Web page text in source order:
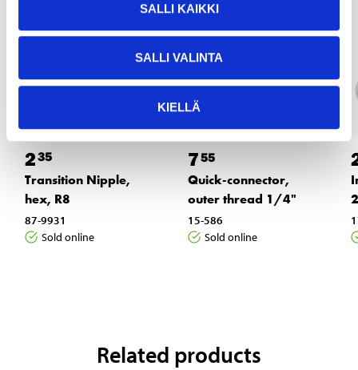
SALLI KAIKKI
SALLI VALINTA
KIELLÄ
235
Transition Nipple,
hex, R8
87-9931
Sold online
755
Quick-connector,
outer thread 1/4"
15-586
Sold online
Related products